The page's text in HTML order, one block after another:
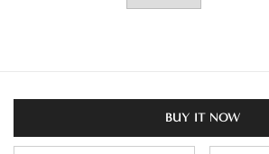
BUY IT NOW